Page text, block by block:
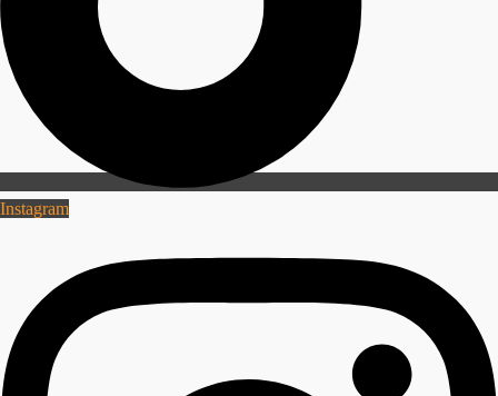
Instagram